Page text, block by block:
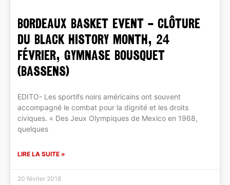
BORDEAUX BASKET EVENT – Clôture
du Black History Month, 24
février, Gymnase Bousquet
(BASSENS)
EDITO- Les sportifs noirs américains ont souvent
accompagné le combat pour la dignité et les droits
civiques. « Des Jeux Olympiques de Mexico en 1968,
quelques
LIRE LA SUITE »
20 février 2018